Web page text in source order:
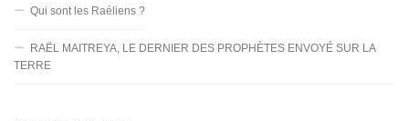
Qui sont les Raéliens ?
RAËL MAITREYA, LE DERNIER DES PROPHÈTES ENVOYÉ SUR LA
TERRE